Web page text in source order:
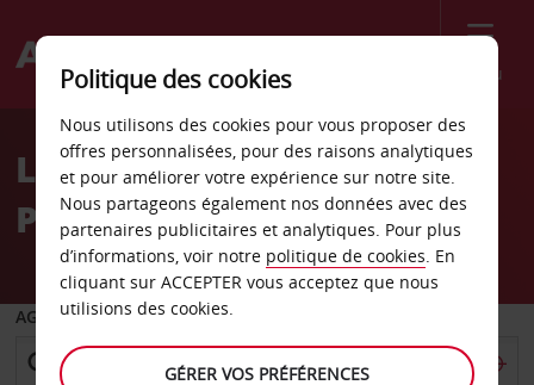
Menu
Welcome
AvisLocation de voiture
Paysandu
AGENCE DE DÉPART
Politique des cookies
Nous utilisons des cookies pour vous proposer des
offres personnalisées, pour des raisons analytiques
et pour améliorer votre expérience sur notre site.
Nous partageons également nos données avec des
partenaires publicitaires et analytiques. Pour plus
d’informations, voir notre politique de cookies. En
cliquant sur ACCEPTER vous acceptez que nous
utilisions des cookies.
GÉRER VOS PRÉFÉRENCES